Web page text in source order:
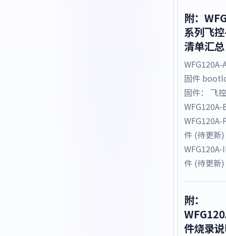
附：
系列飞
清单汇总
WFG120A-
固件
固件： 飞
WFG120A-
WFG120A-
件 (待更新)
WFG120A-
件 (待更新)
附：
件烧录